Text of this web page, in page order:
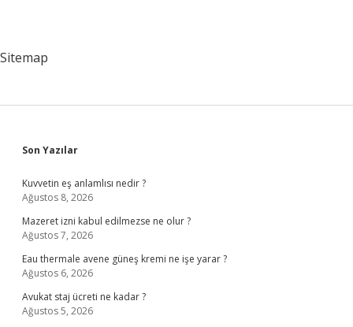
Sitemap
Sidebar
Son Yazılar
Kuvvetin eş anlamlısı nedir ?
Ağustos 8, 2026
Mazeret izni kabul edilmezse ne olur ?
Ağustos 7, 2026
Eau thermale avene güneş kremi ne işe yarar ?
Ağustos 6, 2026
Avukat staj ücreti ne kadar ?
Ağustos 5, 2026